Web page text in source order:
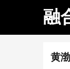
融
黄